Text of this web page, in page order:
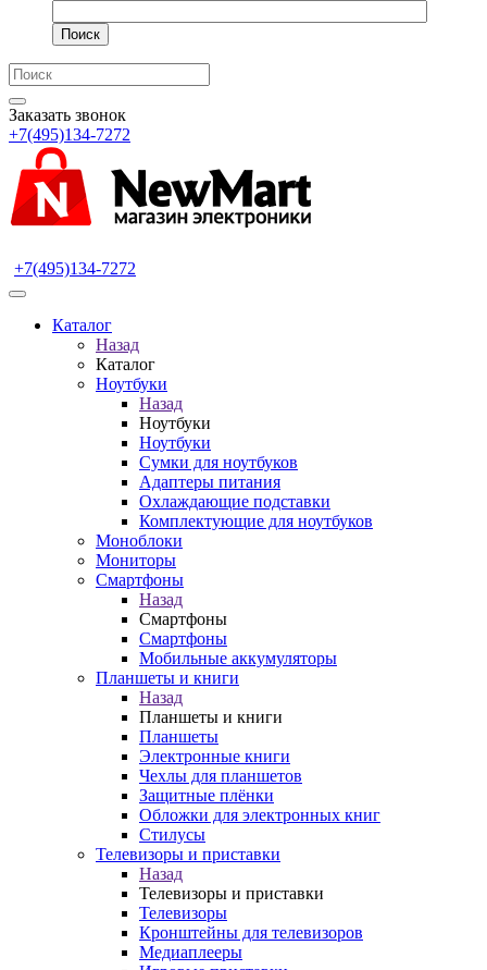
Поиск
Заказать звонок
+7(495)134-7272
+7(495)134-7272
Каталог
Назад
Каталог
Ноутбуки
Назад
Ноутбуки
Ноутбуки
Сумки для ноутбуков
Адаптеры питания
Охлаждающие подставки
Комплектующие для ноутбуков
Моноблоки
Мониторы
Смартфоны
Назад
Смартфоны
Смартфоны
Мобильные аккумуляторы
Планшеты и книги
Назад
Планшеты и книги
Планшеты
Электронные книги
Чехлы для планшетов
Защитные плёнки
Обложки для электронных книг
Стилусы
Телевизоры и приставки
Назад
Телевизоры и приставки
Телевизоры
Кронштейны для телевизоров
Медиаплееры